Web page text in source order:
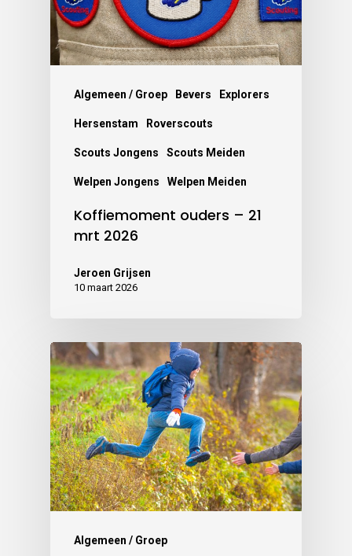
Algemeen / Groep Bevers Explorers
Hersenstam Roverscouts
Scouts Jongens Scouts Meiden
Welpen Jongens Welpen Meiden
Koffiemoment ouders – 21
mrt 2026
Jeroen Grijsen
10 maart 2026
Algemeen / Groep